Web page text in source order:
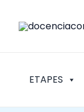
ETAPES